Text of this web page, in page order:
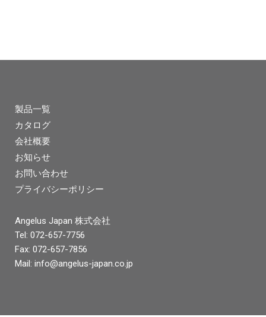
製品一覧
カタログ
会社概要
お知らせ
お問い合わせ
プライバシーポリシー
Angelus Japan 株式会社
Tel: 072-657-7756
Fax: 072-657-7856
Mail: info@angelus-japan.co.jp